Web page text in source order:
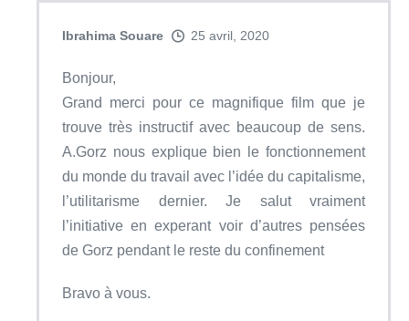
Ibrahima Souare 25 avril, 2020
Bonjour,
Grand merci pour ce magnifique film que je
trouve très instructif avec beaucoup de sens.
A.Gorz nous explique bien le fonctionnement
du monde du travail avec l’idée du capitalisme,
l’utilitarisme dernier. Je salut vraiment
l’initiative en experant voir d’autres pensées
de Gorz pendant le reste du confinement
Bravo à vous.